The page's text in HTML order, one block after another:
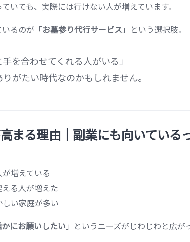
いても、実際には行けない人が増えています。
るのが「お墓参り代行サービス 」という選択肢。
を合わせてくれる人がいる」
がたい時代なのかもしれません。
まる理由｜副業にも向いている
増えている
える人が増えた
しい家庭が多い
かにお願いしたい 」というニーズがじわじわと広が